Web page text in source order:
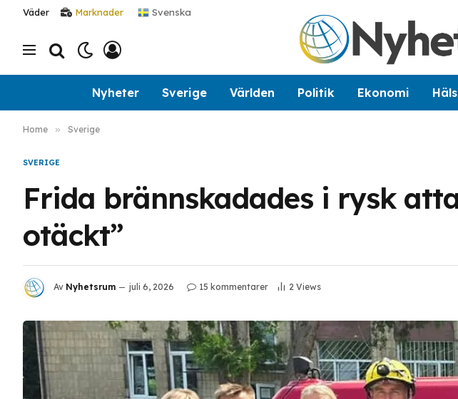
Väder Marknader Svenska
Nyheter Sverige Världen Politik Ekonomi
Home » Sverige
SVERIGE
Frida brännskadades i rysk
otäckt”
Av Nyhetsrum juli 6, 2026 15 kommentarer 2 Views